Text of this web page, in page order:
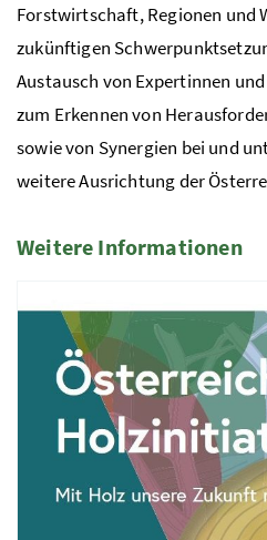
Forstwirtschaft, Regionen und
zukünftigen
Austausch von Expertinnen
zum Erkennen von
sowie von Synergien bei und
weitere Ausrichtung der
Weitere Informationen